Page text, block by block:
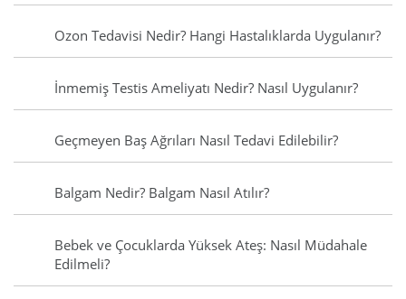
Ozon Tedavisi Nedir? Hangi Hastalıklarda Uygulanır?
İnmemiş Testis Ameliyatı Nedir? Nasıl Uygulanır?
Geçmeyen Baş Ağrıları Nasıl Tedavi Edilebilir?
Balgam Nedir? Balgam Nasıl Atılır?
Bebek ve Çocuklarda Yüksek Ateş: Nasıl Müdahale
Edilmeli?